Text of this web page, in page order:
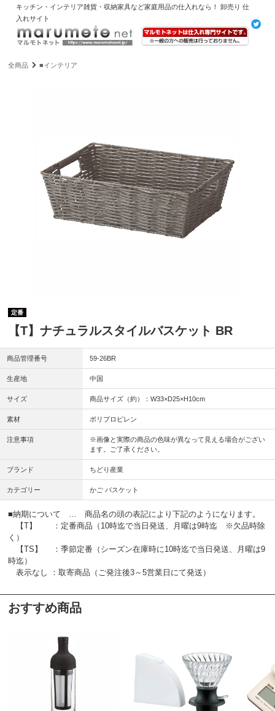
キッチン・インテリア雑貨・収納家具など家庭用品の仕入れなら！ 卸売り 仕
入れサイト
全商品 ■インテリア
定番
【T】ナチュラルスタイルバスケット BR
商品管理番号 59-26BR
生産地 中国
サイズ 商品サイズ（約）：W33×D25×H10cm
素材 ポリプロピレン
注意事項
※画像と実際の商品の色味が異なって見える場合がござい
ます。ご了承ください。
ブランド ちどり産業
カテゴリー かご バスケット
■納期について … 商品名の頭の表記により下記のようになります。
【T】 ：定番商品（10時迄で当日発送、月曜は9時迄 ※欠品時除
く）
【TS】 ：季節定番（シーズン在庫時に10時迄で当日発送、月曜は9
時迄）
表示なし ：取寄商品（ご発注後3～5営業日にて発送）
おすすめ商品